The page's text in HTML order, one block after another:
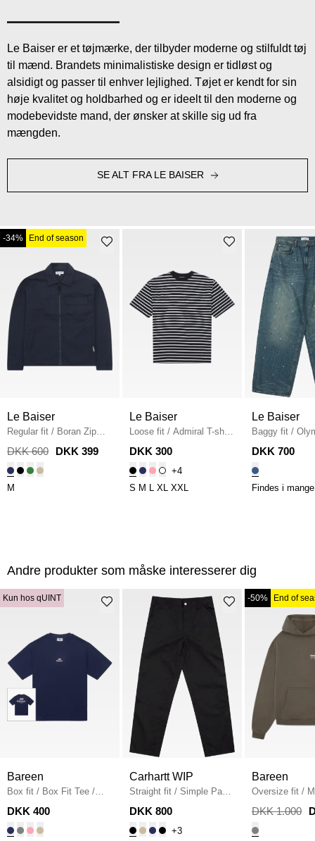
Le Baiser er et tøjmærke, der tilbyder moderne og stilfuldt tøj
til mænd. Brandets minimalistiske design er tidløst og
alsidigt og passer til enhver lejlighed. Tøjet er kendt for sin
høje kvalitet og holdbarhed og er ideelt til den moderne og
modebevidste mand, der ønsker at skille sig ud fra
mængden.
SE ALT FRA LE BAISER
-34% End of season
Le Baiser
Regular fit / Boran Zip
Shirt
NAVY
DKK 600 DKK 399
M
Le Baiser
Loose fit / Admiral T-shirt
/ BLACK/WHITE.MEL
DKK 300
+4
S M XL XXL
Le Baiser
Baggy fit /
Denim / DENIM
DKK 700
Findes i
Andre produkter som måske interesserer dig
Kun hos qUINT
Bareen
Box fit / Box Fit Tee /
NAVY
DKK 400
Carhartt WIP
Straight fit / Simple Pant
I020075 / BLACK
DKK 800
+3
-50% End of
Bareen
Oversize fit /
Hoodie
DKK 1.000